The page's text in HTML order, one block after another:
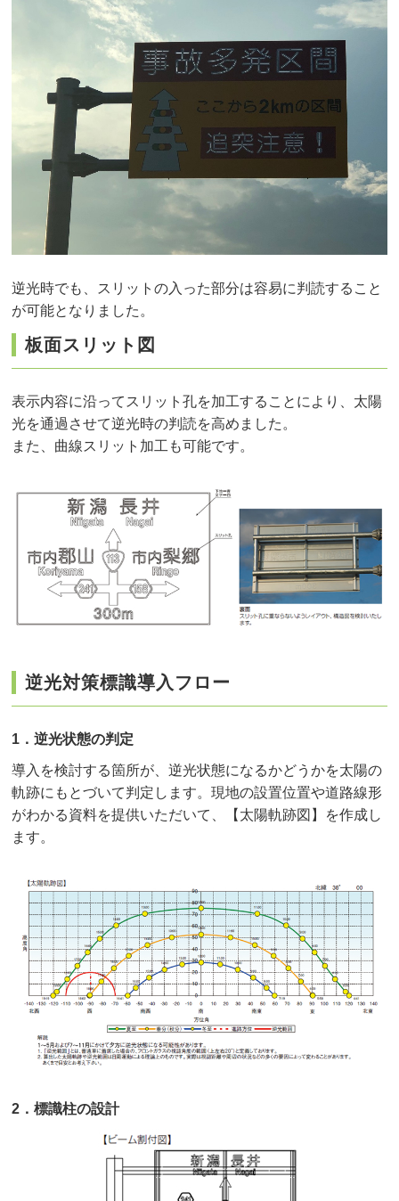
逆光時でも、スリットの入った部分は容易に判読すること
が可能となりました。
板面スリット図
表示内容に沿ってスリット孔を加工することにより、太陽
光を通過させて逆光時の判読を高めました。
また、曲線スリット加工も可能です。
逆光対策標識導入フロー
1．逆光状態の判定
導入を検討する箇所が、逆光状態になるかどうかを太陽の
軌跡にもとづいて判定します。現地の設置位置や道路線形
がわかる資料を提供いただいて、【太陽軌跡図】を作成し
ます。
2．標識柱の設計